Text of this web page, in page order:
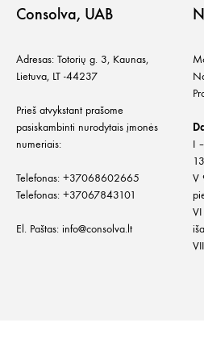
Consolva, UAB
Adresas: Totorių g. 3, Kaunas,
Lietuva, LT -44237
Prieš atvykstant prašome
pasiskambinti nurodytais įmonės
numeriais:
Telefonas: +37068602665
Telefonas: +37067843101
El. Paštas: info@consolva.lt
I
V